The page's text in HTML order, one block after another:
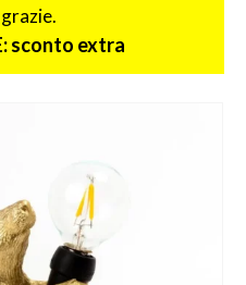
sconto extra